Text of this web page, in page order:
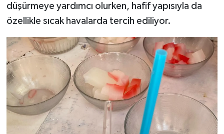
düşürmeye yardımcı olurken, hafif yapısıyla da
özellikle sıcak havalarda tercih ediliyor.